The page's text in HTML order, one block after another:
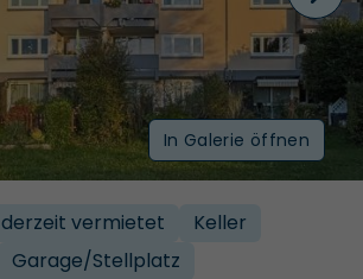
In Galerie öffnen
derzeit vermietet
Keller
Garage/­Stellplatz